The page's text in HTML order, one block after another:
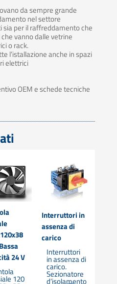
da sempre grande
nel settore
per il raffreddamento che
vanno dalle vetrine
o rack.
l’istallazione anche in spazi
elettrici
OEM e schede tecniche
24 V
120
Interruttori in
assenza di
carico
Interruttori
in assenza di
carico.
Sezionatore
d’isolamento